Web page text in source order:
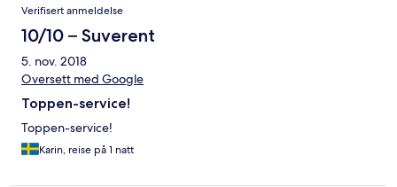
Verifisert anmeldelse
10/10 – Suverent
5. nov. 2018
Oversett med Google
Toppen-service!
Toppen-service!
Karin, reise på 1 natt